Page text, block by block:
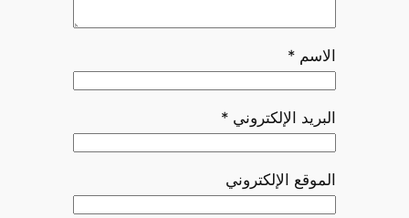
الاسم *
البريد الإلكتروني *
الموقع الإلكتروني